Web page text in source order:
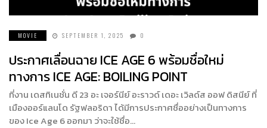
MOVIE SEPTEMBER 1, 2025 0
ประกาศเลื่อนฉาย ICE AGE 6 พร้อมชื่อใหม่
ทางการ ICE AGE: BOILING POINT
ที่งาน เดสทิเนชั่น ดี 23 อะ เจอร์นีย์ อะราวด์ เดอะ เวิลด์ส ออฟ ดิสนีย์ ที่
เมืองออร์แลนโด รัฐฟลอริดา ได้มีการประกาศชื่ออย่างเป็นทางการ
ของ Ice Age 6 ออกมา ว่าจะใช้ชื่อ…